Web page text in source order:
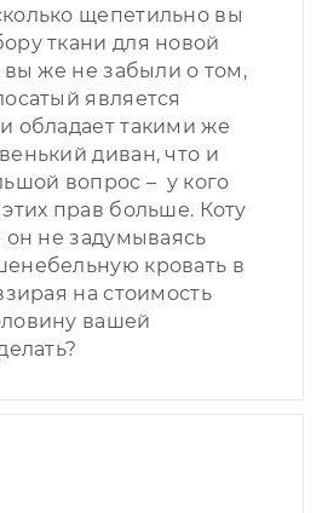
щепетильно вы
ткани для новой
же не забыли о том,
является
обладает такими же
диван, что и
вопрос – у кого
прав больше. Коту
не задумываясь
кровать в
на стоимость
вашей